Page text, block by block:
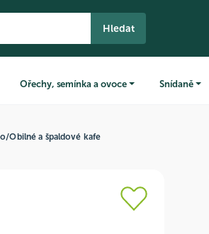
Hledat
Ořechy, semínka a ovoce Snídaně
/Obilné a špaldové kafe